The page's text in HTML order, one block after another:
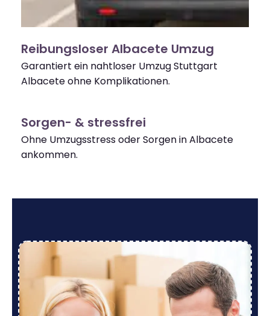
Reibungsloser Albacete Umzug
Garantiert ein nahtloser Umzug Stuttgart
Albacete ohne Komplikationen.
Sorgen- & stressfrei
Ohne Umzugsstress oder Sorgen in Albacete
ankommen.